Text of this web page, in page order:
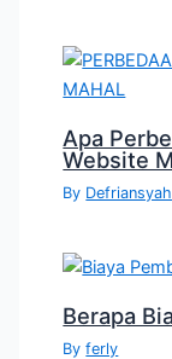
Apa
Website
By Defriansyah
Berapa
Byferly